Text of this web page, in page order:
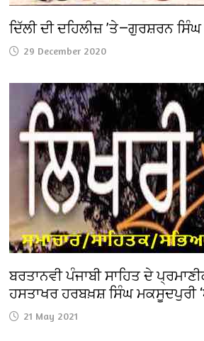
ਦਿੱਲੀ ਦੀ ਦਹਿਲੀਜ਼ ’ਤੇ—ਗੁਰਸ਼ਰਨ
29 December 2020
ਬਰਤਾਨਵੀ ਪੰਜਾਬੀ ਸਾਹਿਤ ਦੇ
ਹਸਤਾਖਰ ਹਰਬਖ਼ਸ਼ ਸਿੰਘ ਮਕਸੂਦਪੁਰੀ
21 May 2021